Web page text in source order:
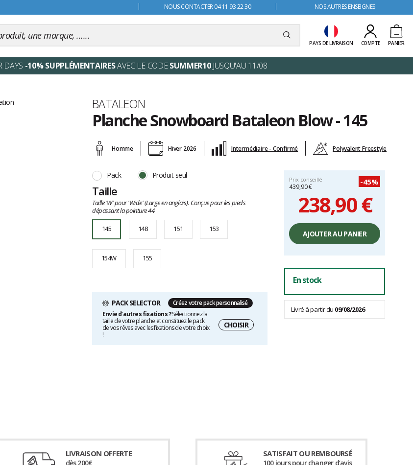
NOUS CONTACTER 04 11 93 22 30 NOS AUTRES ENSEIGNES
PAYS DE LIVRAISON COMPTE PANIER
DAYS -10% SUPPLÉMENTAIRESAVEC LE CODESUMMER10JUSQU'AU 11/08
Marque
BATALEON
Planche Snowboard Bataleon Blow - 145
145
avis
clientsHomme Hiver 2026 Intermédiaire - Confirmé Polyvalent Freestyle
Pack Produit seul
Taille
Taille 'W' pour 'Wide' (Large en anglais). Conçue pour les pieds
dépassant la pointure 44
145 148 151 153
154W 155
PACK SELECTOR
Créez votre pack personnalisé
Envie d’autres fixations ?Sélectionnez la
taille de votre planche et constituez le pack
de vos rêves avec les fixations de votre choix
!
CHOISIR
Prix conseillé
439,90 €
-45%
238,90 €
Prix
unitaire,
hors
frais
AJOUTER AU PANIER
En stock
Livré à partir du 09/08/2026
LIVRAISON OFFERTE
dès 200€
SATISFAIT OU REMBOURSÉ
100 jours pour changer d’avis